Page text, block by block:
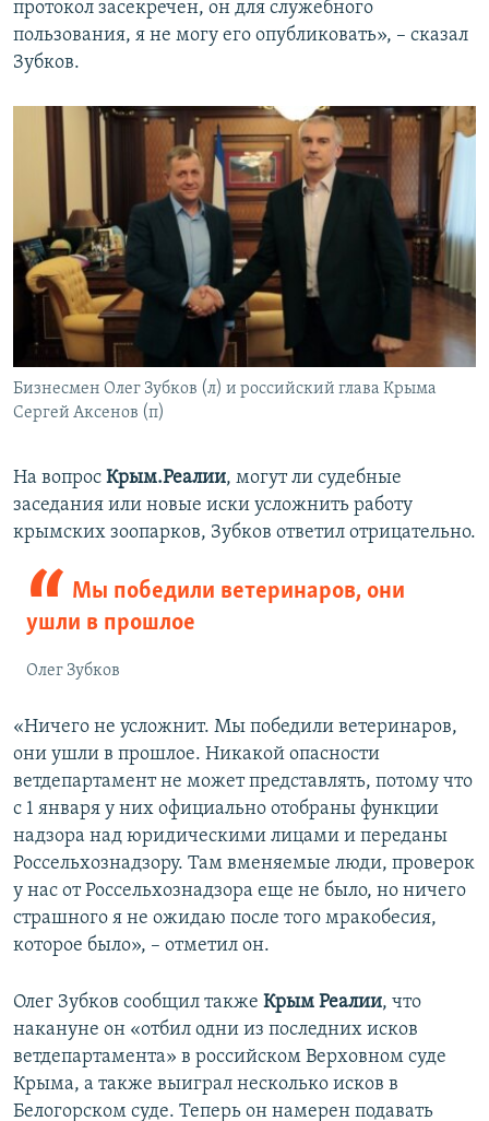
протокол засекречен, он для служебного
пользования, я не могу его опубликовать», – сказал
Зубков.
Бизнесмен Олег Зубков (л) и российский глава Крыма
Сергей Аксенов (п)
На вопрос Крым.Реалии, могут ли судебные
заседания или новые иски усложнить работу
крымских зоопарков, Зубков ответил отрицательно.
Мы победили ветеринаров, они
ушли в прошлое
Олег Зубков
«Ничего не усложнит. Мы победили ветеринаров,
они ушли в прошлое. Никакой опасности
ветдепартамент не может представлять, потому что
с 1 января у них официально отобраны функции
надзора над юридическими лицами и переданы
Россельхознадзору. Там вменяемые люди, проверок
у нас от Россельхознадзора еще не было, но ничего
страшного я не ожидаю после того мракобесия,
которое было», – отметил он.
Олег Зубков сообщил также Крым Реалии, что
накануне он «отбил одни из последних исков
ветдепартамента» в российском Верховном суде
Крыма, а также выиграл несколько исков в
Белогорском суде. Теперь он намерен подавать